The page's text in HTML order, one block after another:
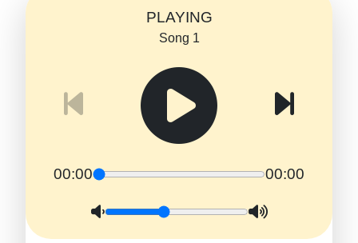
PLAYING
Song 1
00:00 00:00